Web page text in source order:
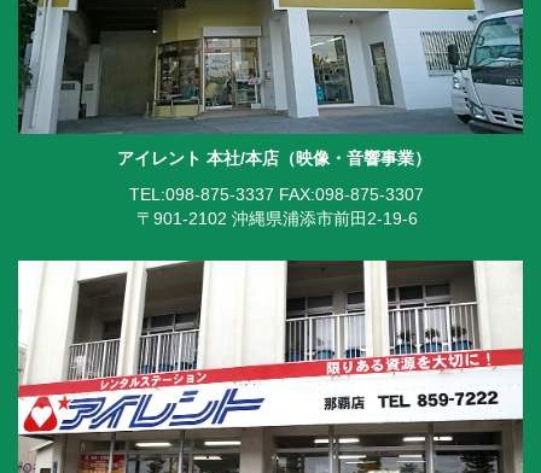
アイレント 本社/本店（映像・音響事業）
TEL:098-875-3337 FAX:098-875-3307
〒901-2102 沖縄県浦添市前田2-19-6